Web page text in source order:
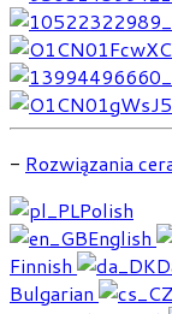
- Rozwiązania
Polish
English
Finnish
Bulgarian